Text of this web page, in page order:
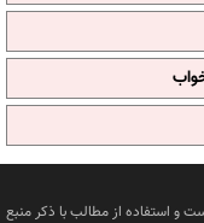
و استفاده از مطالب با ذکر منبع